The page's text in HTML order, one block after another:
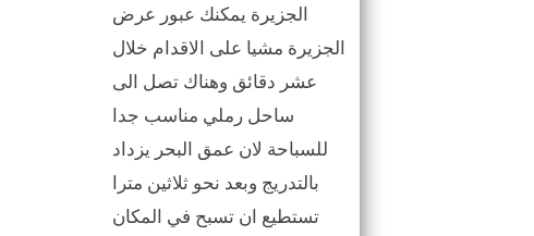
الجزيرة يمكنك عبور عرض
الجزيرة مشيا على الاقدام خلال
عشر دقائق وهناك تصل الى
ساحل رملي مناسب جدا
للسباحة لان عمق البحر يزداد
بالتدريج وبعد نحو ثلاثين مترا
تستطيع ان تسبح في المكان